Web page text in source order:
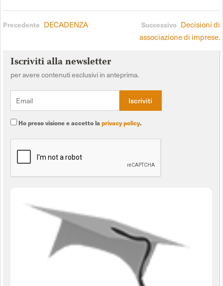
Precedente DECADENZA Successivo Decisioni di
associazione di imprese.
Iscriviti alla newsletter
per avere contenuti esclusivi in anteprima.
Ho preso visione e accetto la privacy policy.